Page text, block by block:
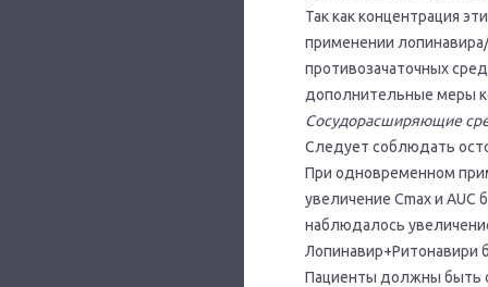
Так как концентрация
применении
противозачаточных
дополнительные меры
Сосудорасширяющие
Следует соблюдать
При одновременном
увеличение Сmах и AUC
наблюдалось
Лопинавир+Ритонавири
Пациенты должны быть